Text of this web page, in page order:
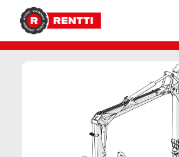
PALMS-metsäkuormaimet›